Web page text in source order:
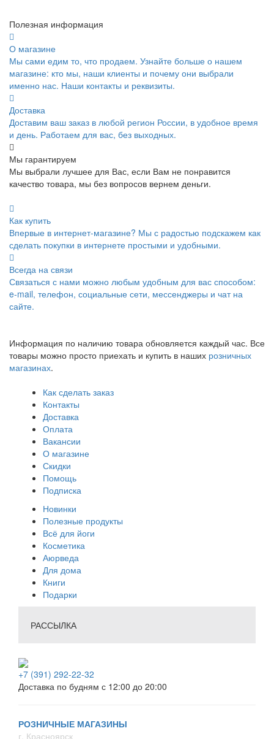
Полезная информация
О магазине
Мы сами едим то, что продаем. Узнайте больше о нашем
магазине: кто мы, наши клиенты и почему они выбрали
именно нас. Наши контакты и реквизиты.
Доставка
Доставим ваш заказ в любой регион России, в удобное время
и день. Работаем для вас, без выходных.
Мы гарантируем
Мы выбрали лучшее для Вас, если Вам не понравится
качество товара, мы без вопросов вернем деньги.
Как купить
Впервые в интернет-магазине? Мы с радостью подскажем как
сделать покупки в интернете простыми и удобными.
Всегда на связи
Связаться с нами можно любым удобным для вас способом:
e-mail, телефон, социальные сети, мессенджеры и чат на
сайте.
Информация по наличию товара обновляется каждый час. Все
товары можно просто приехать и купить в наших розничных
магазинах.
Как сделать заказ
Контакты
Доставка
Оплата
Вакансии
О магазине
Скидки
Помощь
Подписка
Новинки
Полезные продукты
Всё для йоги
Косметика
Аюрведа
Для дома
Книги
Подарки
РАССЫЛКА
+7 (391) 292-22-32
Доставка по будням с 12:00 до 20:00
РОЗНИЧНЫЕ МАГАЗИНЫ
г. Красноярск